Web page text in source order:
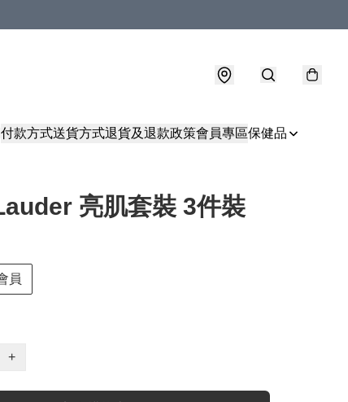
付款方式送貨方式退貨及退款政策會員專區保健品
亮肌套裝 3件裝
員
+